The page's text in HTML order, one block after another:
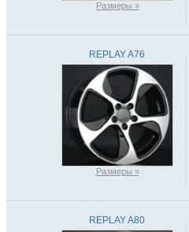
Размеры »
REPLAY A76
Размеры »
REPLAY A80